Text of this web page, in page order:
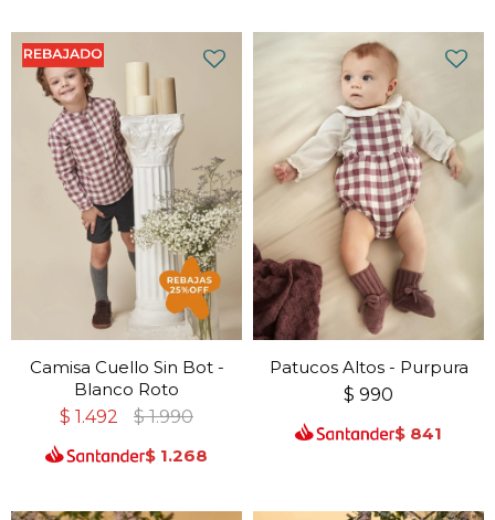
Camisa Cuello Sin Bot -
Blanco Roto
$ 1.492 $ 1.990
$ 1.268
Patucos Altos - Purpura
$ 990
$ 841